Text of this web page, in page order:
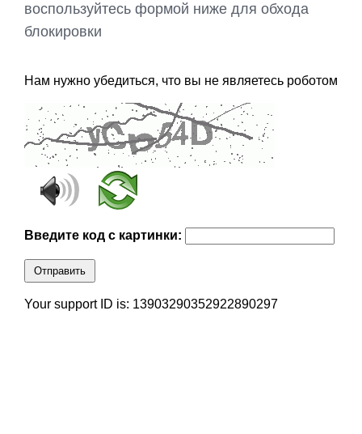
воспользуйтесь формой ниже для обхода
блокировки
Нам нужно убедиться, что вы не являетесь роботом
Введите код с картинки:
Отправить
Your support ID is: 13903290352922890297